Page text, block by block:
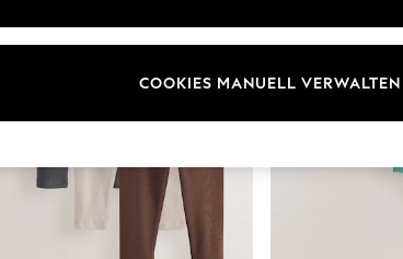
COOKIES MANUELL VERWALTEN